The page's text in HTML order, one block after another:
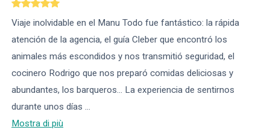
Viaje inolvidable en el Manu Todo fue fantástico: la rápida
atención de la agencia, el guía Cleber que encontró los
animales más escondidos y nos transmitió seguridad, el
cocinero Rodrigo que nos preparó comidas deliciosas y
abundantes, los barqueros... La experiencia de sentirnos
durante unos días ...
Mostra di più